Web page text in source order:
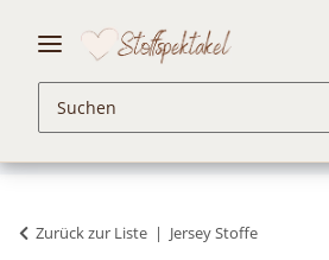
Zurück zur Liste Jersey Stoffe